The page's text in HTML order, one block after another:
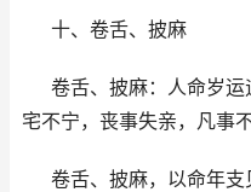
十、卷舌、披麻
卷舌、披麻：人命岁
宅不宁，丧事失亲，凡事
卷舌、披麻，以命年